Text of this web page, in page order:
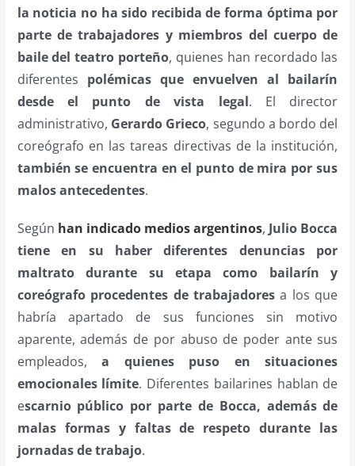
la noticia no ha sido recibida de forma óptima por
parte de trabajadores y miembros del cuerpo de
baile del teatro porteño, quienes han recordado las
diferentes polémicas que envuelven al bailarín
desde el punto de vista legal. El director
administrativo, Gerardo Grieco, segundo a bordo del
coreógrafo en las tareas directivas de la institución,
también se encuentra en el punto de mira por sus
malos antecedentes.
Según han indicado medios argentinos, Julio Bocca
tiene en su haber diferentes denuncias por
maltrato durante su etapa como bailarín y
coreógrafo procedentes de trabajadores a los que
habría apartado de sus funciones sin motivo
aparente, además de por abuso de poder ante sus
empleados,a quienes puso en situaciones
emocionales límite. Diferentes bailarines hablan de
escarnio público por parte de Bocca, además de
malas formas y faltas de respeto durante las
jornadas de trabajo.